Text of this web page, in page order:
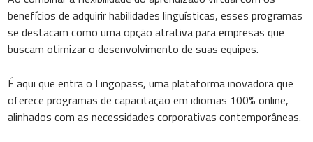
benefícios de adquirir habilidades linguísticas, esses programas
se destacam como uma opção atrativa para empresas que
buscam otimizar o desenvolvimento de suas equipes.
É aqui que entra o Lingopass, uma plataforma inovadora que
oferece programas de capacitação em idiomas 100% online,
alinhados com as necessidades corporativas contemporâneas.